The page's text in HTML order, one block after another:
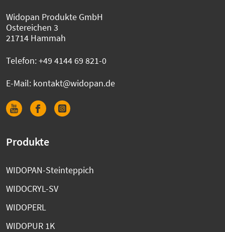
Widopan Produkte GmbH
Ostereichen 3
21714 Hammah
Telefon:+49 4144 69 821-0
E-Mail: kontakt@widopan.de
Produkte
WIDOPAN-Steinteppich
WIDOCRYL-SV
WIDOPERL
WIDOPUR 1K